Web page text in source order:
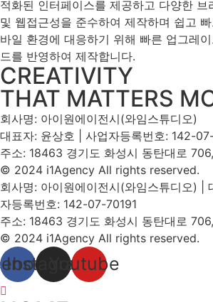
적화된 인터페이스를 제공하고 다양한 브
및 웹접근성을 준수하여 제작하며 쉽고
바일 환경에 대응하기 위해 빠른 업그레
드를 반영하여 제작합니다.
CREATIVITY
THAT MATTERS
회사명: 아이원에이전시(와임스튜디오)
대표자: 윤상호 | 사업자등록번호: 142-
주소: 18463 경기도 화성시 동탄대로
© 2024 i1Agency All rights reserved.
회사명: 아이원에이전시(와임스튜디오) |
자등록번호: 142-07-70191
주소: 18463 경기도 화성시 동탄대로
© 2024 i1Agency All rights reserved.
InstagramYoutube